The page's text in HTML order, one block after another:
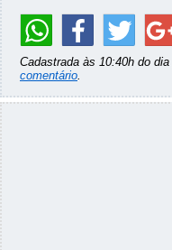
Cadastrada às 10:40h do dia
comentário.